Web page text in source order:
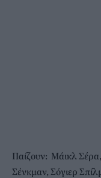
Παίζουν: Μάικλ
Σένκμαν, Σόγιερ